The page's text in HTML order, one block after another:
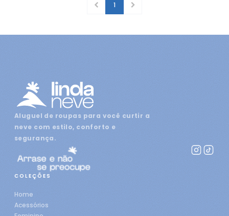
1
Aluguel de roupas para você curtir a
neve com estilo, conforto e
segurança.
COLEÇÕES
Home
Acessórios